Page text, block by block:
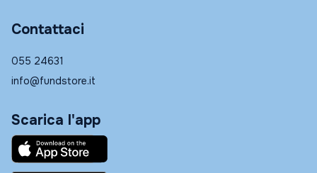
Contattaci
055 24631
info@fundstore.it
Scarica l'app